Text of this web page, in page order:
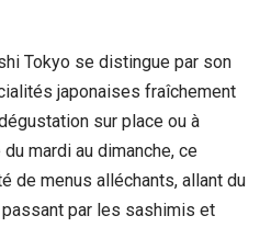
Tokyo se distingue par son
japonaises fraîchement
sur place ou à
mardi au dimanche, ce
de menus alléchants, allant du
par les sashimis et